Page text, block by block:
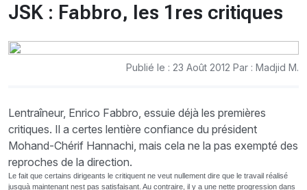
JSK : Fabbro, les 1res critiques
Publié le : 23 Août 2012 Par : Madjid M.
Lentraîneur, Enrico Fabbro, essuie déjà les premières
critiques. Il a certes lentière confiance du président
Mohand-Chérif Hannachi, mais cela ne la pas exempté des
reproches de la direction.
Le fait que certains dirigeants le critiquent ne veut nullement dire que le travail réalisé
jusquà maintenant nest pas satisfaisant. Au contraire, il y a une nette progression dans